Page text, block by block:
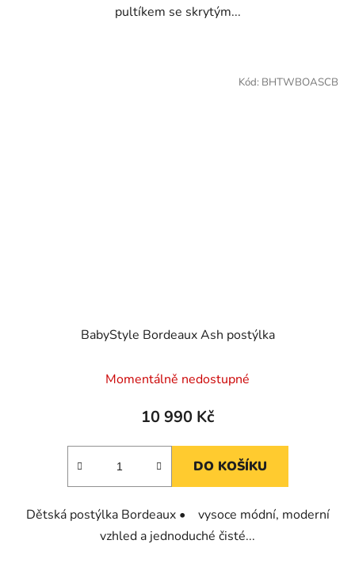
pultíkem se skrytým...
BabyStyle Bordeaux Ash postýlka
Momentálně nedostupné
10 990 Kč
DO KOŠÍKU
Dětská postýlka Bordeaux • vysoce módní, moderní
vzhled a jednoduché čisté...
Kód: BHTWBOASCB